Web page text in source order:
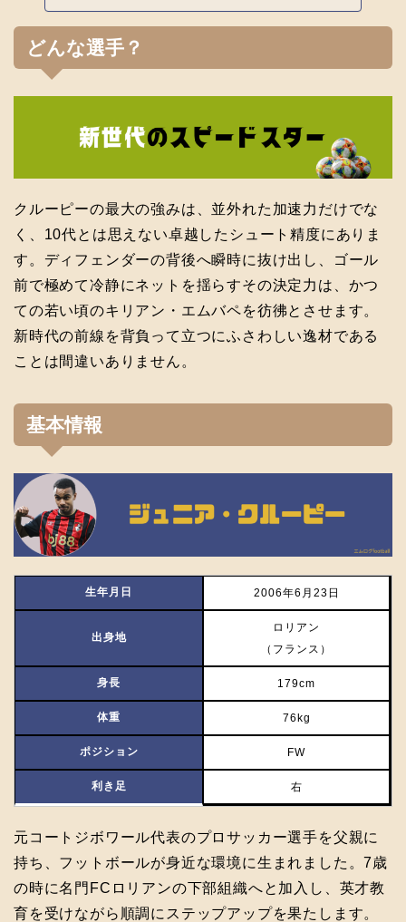
どんな選手？
クルーピーの最大の強みは、並外れた加速力だけでな
く、10代とは思えない卓越したシュート精度にありま
す。ディフェンダーの背後へ瞬時に抜け出し、ゴール
前で極めて冷静にネットを揺らすその決定力は、かつ
ての若い頃のキリアン・エムバペを彷彿とさせます。
新時代の前線を背負って立つにふさわしい逸材である
ことは間違いありません。
基本情報
生年月日 2006年6月23日
出身地
ロリアン
（フランス）
身長 179cm
体重 76kg
ポジション FW
利き足 右
元コートジボワール代表のプロサッカー選手を父親に
持ち、フットボールが身近な環境に生まれました。7歳
の時に名門FCロリアンの下部組織へと加入し、英才教
育を受けながら順調にステップアップを果たします。